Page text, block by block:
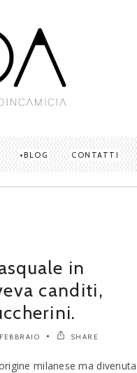
BLOG CONTATTI
in
canditi,
SHARE
milanese ma divenuta